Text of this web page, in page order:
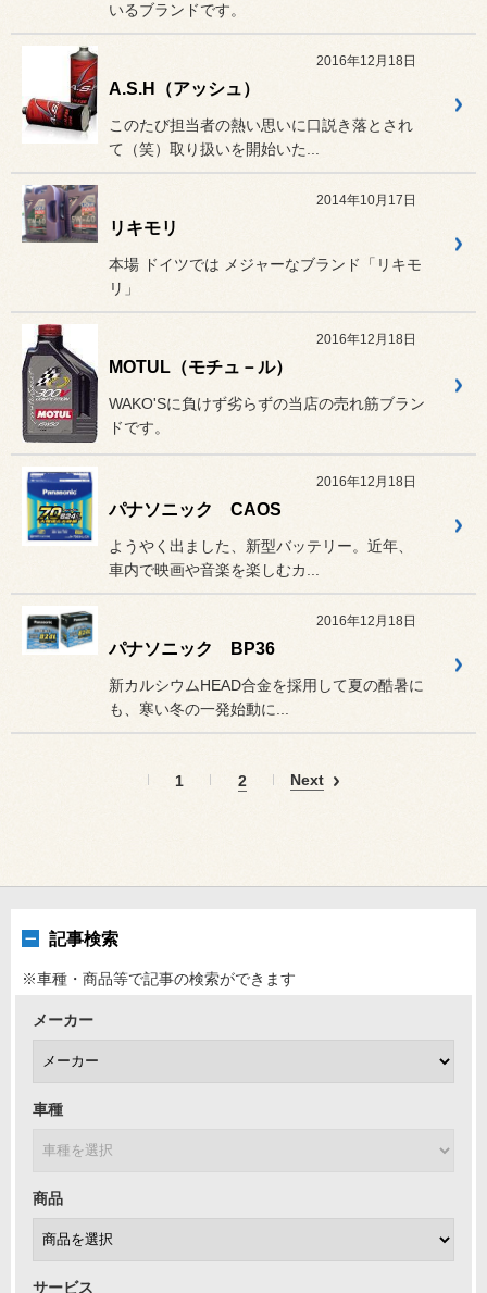
いるブランドです。
2016年12月18日
A.S.H（アッシュ）
このたび担当者の熱い思いに口説き落とされ
て（笑）取り扱いを開始いた...
2014年10月17日
リキモリ
本場 ドイツでは メジャーなブランド「リキモ
リ」
2016年12月18日
MOTUL（モチュ－ル）
WAKO'Sに負けず劣らずの当店の売れ筋ブラン
ドです。
2016年12月18日
パナソニック CAOS
ようやく出ました、新型バッテリー。近年、
車内で映画や音楽を楽しむカ...
2016年12月18日
パナソニック BP36
新カルシウムHEAD合金を採用して夏の酷暑に
も、寒い冬の一発始動に...
1 2 Next
記事検索
※車種・商品等で記事の検索ができます
メーカー
車種
商品
サービス